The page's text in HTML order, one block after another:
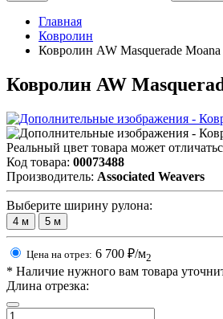
Главная
Ковролин
Ковролин AW Masquerade Moana
Ковролин AW
Реальный цвет товара может
Код товара: 00073488
Производитель: Associated Weavers
Выберите ширину рулона:
4 м 5 м
Цена на отрез: 6 700 ₽/м2
* Наличие нужного вам товара
Длина отрезка: